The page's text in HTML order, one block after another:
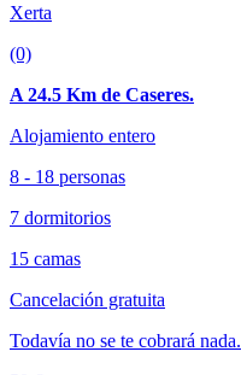
Xerta
(0)
A 24.5 Km de Caseres.
Alojamiento entero
8 - 18 personas
7 dormitorios
15 camas
Cancelación gratuita
Todavía no se te cobrará nada.